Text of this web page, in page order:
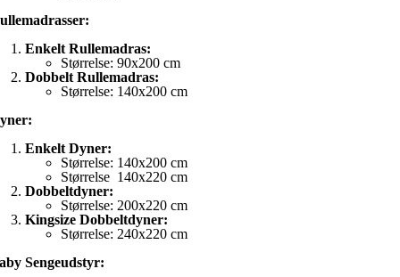
Enkelt Rullemadras:
Størrelse: 90x200 cm
Dobbelt Rullemadras:
Størrelse: 140x200 cm
Enkelt Dyner:
Størrelse: 140x200 cm
Størrelse 140x220 cm
Dobbeltdyner:
Størrelse: 200x220 cm
Kingsize Dobbeltdyner:
Størrelse: 240x220 cm
Sengeudstyr: